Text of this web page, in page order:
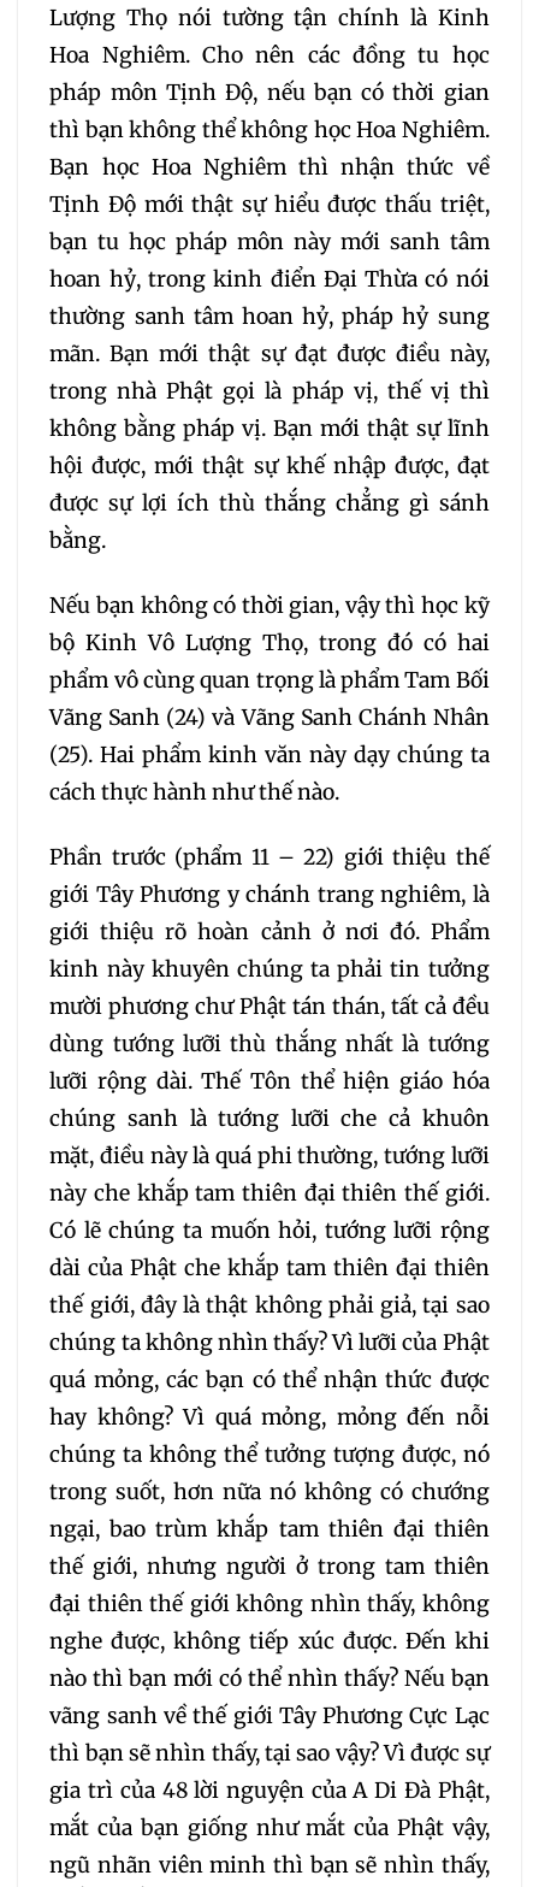
Lượng Thọ nói tường tận chính là Kinh
Hoa Nghiêm. Cho nên các đồng tu học
pháp môn Tịnh Độ, nếu bạn có thời gian
thì bạn không thể không học Hoa Nghiêm.
Bạn học Hoa Nghiêm thì nhận thức về
Tịnh Độ mới thật sự hiểu được thấu triệt,
bạn tu học pháp môn này mới sanh tâm
hoan hỷ, trong kinh điển Đại Thừa có nói
thường sanh tâm hoan hỷ, pháp hỷ sung
mãn. Bạn mới thật sự đạt được điều này,
trong nhà Phật gọi là pháp vị, thế vị thì
không bằng pháp vị. Bạn mới thật sự lĩnh
hội được, mới thật sự khế nhập được, đạt
được sự lợi ích thù thắng chẳng gì sánh
bằng.
Nếu bạn không có thời gian, vậy thì học kỹ
bộ Kinh Vô Lượng Thọ, trong đó có hai
phẩm vô cùng quan trọng là phẩm Tam Bối
Vãng Sanh (24) và Vãng Sanh Chánh Nhân
(25). Hai phẩm kinh văn này dạy chúng ta
cách thực hành như thế nào.
Phần trước (phẩm 11 – 22) giới thiệu thế
giới Tây Phương y chánh trang nghiêm, là
giới thiệu rõ hoàn cảnh ở nơi đó. Phẩm
kinh này khuyên chúng ta phải tin tưởng
mười phương chư Phật tán thán, tất cả đều
dùng tướng lưỡi thù thắng nhất là tướng
lưỡi rộng dài. Thế Tôn thể hiện giáo hóa
chúng sanh là tướng lưỡi che cả khuôn
mặt, điều này là quá phi thường, tướng lưỡi
này che khắp tam thiên đại thiên thế giới.
Có lẽ chúng ta muốn hỏi, tướng lưỡi rộng
dài của Phật che khắp tam thiên đại thiên
thế giới, đây là thật không phải giả, tại sao
chúng ta không nhìn thấy? Vì lưỡi của Phật
quá mỏng, các bạn có thể nhận thức được
hay không? Vì quá mỏng, mỏng đến nỗi
chúng ta không thể tưởng tượng được, nó
trong suốt, hơn nữa nó không có chướng
ngại, bao trùm khắp tam thiên đại thiên
thế giới, nhưng người ở trong tam thiên
đại thiên thế giới không nhìn thấy, không
nghe được, không tiếp xúc được. Đến khi
nào thì bạn mới có thể nhìn thấy? Nếu bạn
vãng sanh về thế giới Tây Phương Cực Lạc
thì bạn sẽ nhìn thấy, tại sao vậy? Vì được sự
gia trì của 48 lời nguyện của A Di Đà Phật,
mắt của bạn giống như mắt của Phật vậy,
ngũ nhãn viên minh thì bạn sẽ nhìn thấy,